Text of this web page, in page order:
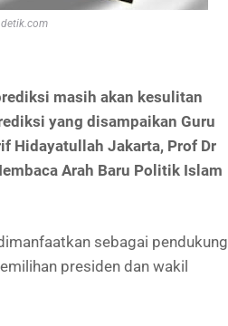
masih akan kesulitan
yang disampaikan Guru
Hidayatullah Jakarta, Prof Dr
Arah Baru Politik Islam
sebagai pendukung
presiden dan wakil